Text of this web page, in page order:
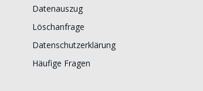
Datenauszug
Löschanfrage
Datenschutzerklärung
Häufige Fragen